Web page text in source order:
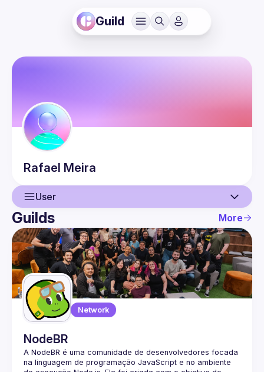
Guild
Rafael Meira
User
User
Events
Guilds
Guilds More
Network
NodeBR
A NodeBR é uma comunidade de desenvolvedores focada
na linguagem de programação JavaScript e no ambiente